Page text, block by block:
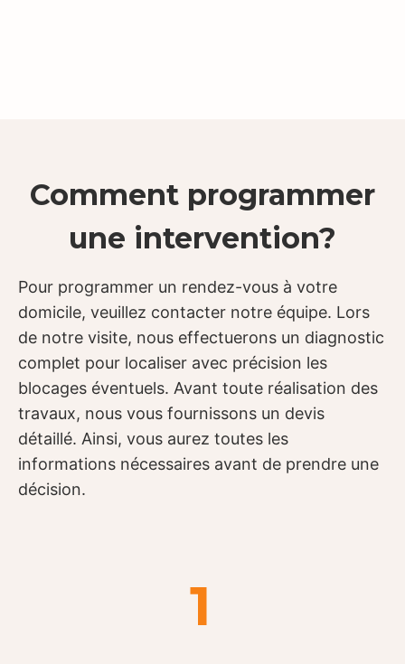
Comment programmer
une intervention?
Pour programmer un rendez-vous à votre
domicile, veuillez contacter notre équipe. Lors
de notre visite, nous effectuerons un diagnostic
complet pour localiser avec précision les
blocages éventuels. Avant toute réalisation des
travaux, nous vous fournissons un devis
détaillé. Ainsi, vous aurez toutes les
informations nécessaires avant de prendre une
décision.
1